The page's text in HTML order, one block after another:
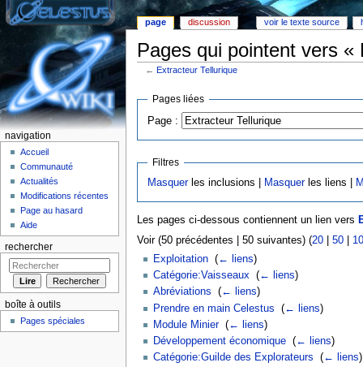
Pages qui pointent vers «
←Extracteur Tellurique
Pages liées
Page :
Filtres
Masquerles inclusions | Masquerles liens |
Les pages ci-dessous contiennent un lien vers
Voir (50 précédentes | 50 suivantes) (20| 50|
Exploitation‎ (← liens)
Catégorie:Vaisseaux‎ (← liens)
Abréviations
(← liens)
Prendre en main Celestus
(← liens)
Module Minier‎ (← liens)
Développement économique‎ (← liens)
Catégorie:Guilde des Explorateurs
(← liens)
page discussion voir le texte source
navigation
Accueil
Communauté
Actualités
Modifications récentes
Page au hasard
Aide
rechercher
boîte à outils
Pages spéciales